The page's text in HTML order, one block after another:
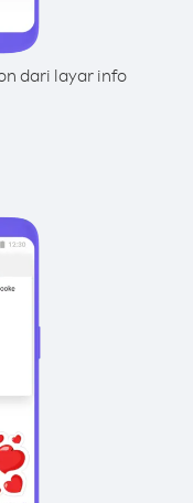
dari layar info